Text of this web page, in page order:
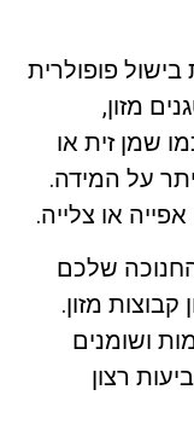
בישול פופולרית
מזון,
שמן זית או
יתר על המידה.
או צלייה.
החנוכה שלכם
מזון.
ושומנים
רצון